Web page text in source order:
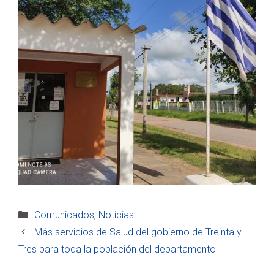
Categorías
Comunicados, Noticias
Más servicios de Salud del gobierno de Treinta y
Tres para toda la población del departamento